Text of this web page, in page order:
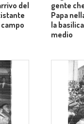
del
gente
Papa
la
medio